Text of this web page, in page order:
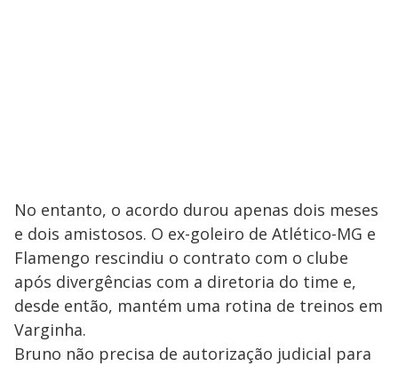
No entanto, o acordo durou apenas dois meses
e dois amistosos. O ex-goleiro de Atlético-MG e
Flamengo rescindiu o contrato com o clube
após divergências com a diretoria do time e,
desde então, mantém uma rotina de treinos em
Varginha.
Bruno não precisa de autorização judicial para